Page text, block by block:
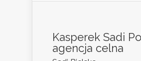
Kasperek Sadi
agencja celna